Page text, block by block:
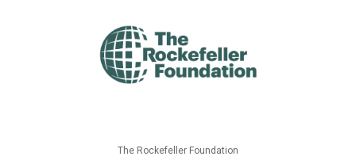
The Rockefeller Foundation